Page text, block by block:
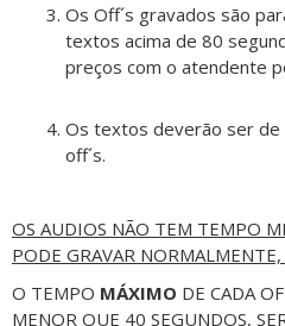
Os Off´s gravados são
textos acima de 80
preços com o atendente
Os textos deverão ser de
off´s.
OS AUDIOS NÃO TEM TEMPO
PODE GRAVAR
O TEMPO MÁXIMO DE CADA
MENOR QUE 40 SEGUNDOS,